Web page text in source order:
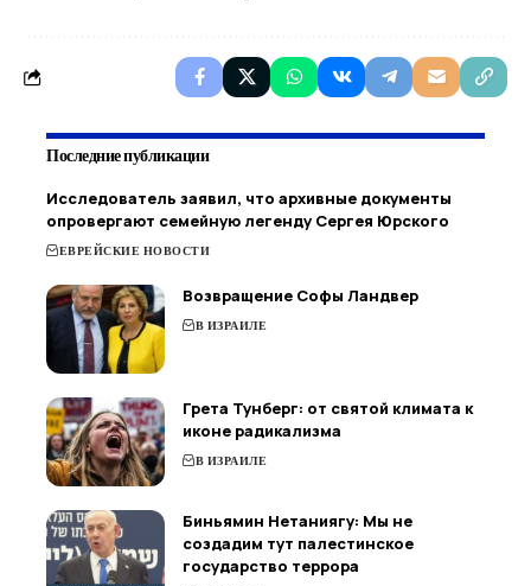
Последние публикации
Исследователь заявил, что архивные документы
опровергают семейную легенду Сергея Юрского
ЕВРЕЙСКИЕ НОВОСТИ
Возвращение Софы Ландвер
В ИЗРАИЛЕ
Грета Тунберг: от святой климата к
иконе радикализма
В ИЗРАИЛЕ
Биньямин Нетаниягу: Мы не
создадим тут палестинское
государство террора